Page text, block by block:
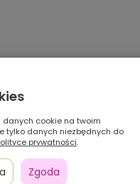
danych cookie na twoim
tylko danych niezbędnych do
prywatności.
Zgoda